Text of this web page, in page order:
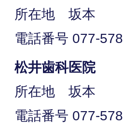
所在地 坂本
電話番号 077-
松井歯科医院
所在地 坂本
電話番号 077-